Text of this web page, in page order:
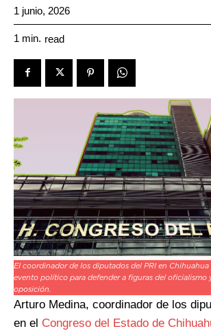
1 junio, 2026
1 min. read
El coordinador de los diputados del PRI en
evento político para defender a figuras del oficialismo
oposición.
Arturo Medina, coordinador de los
en el Congreso del Estado de